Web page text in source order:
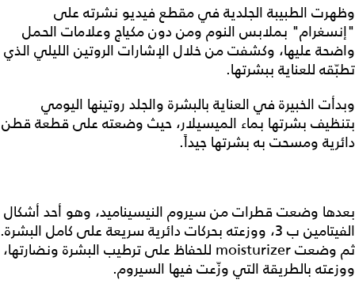
وظهرت الطبيبة الجلدية في مقطع فيديو نشرته على
"إنسغرام" بملابس النوم ومن دون مكياج وعلامات الحمل
واضحة عليها، وكشفت من خلال الإشارات الروتين الليلي الذي
تطبّقه للعناية ببشرتها.
وبدأت الخبيرة في العناية بالبشرة والجلد روتينها اليومي
بتنظيف بشرتها بماء الميسيلار، حيث وضعته على قطعة قطن
دائرية ومسحت به بشرتها جيداً.
بعدها وضعت قطرات من سيروم النيسيناميد، وهو أحد أشكال
الفيتامين ب 3، ووزعته بحركات دائرية سريعة على كامل البشرة.
ثم وضعت moisturizer للحفاظ على ترطيب البشرة ونضارتها،
ووزعته بالطريقة التي وزّعت فيها السيروم.